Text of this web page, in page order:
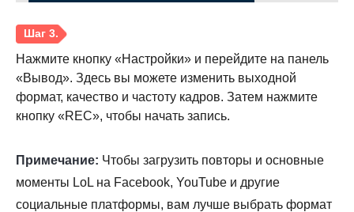
Нажмите кнопку «Настройки» и перейдите на панель
«Вывод». Здесь вы можете изменить выходной
формат, качество и частоту кадров. Затем нажмите
кнопку «REC», чтобы начать запись.
Примечание: Чтобы загрузить повторы и основные
моменты LoL на Facebook, YouTube и другие
социальные платформы, вам лучше выбрать формат